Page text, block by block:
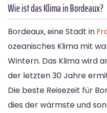
Wie ist das Klima in Bordeaux?
Bordeaux, eine Stadt in
ozeanisches Klima mit
Wintern. Das Klima wird
der letzten 30 Jahre
Die beste Reisezeit für
dies der wärmste und